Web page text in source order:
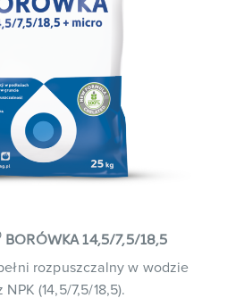
BORÓWKA 14,5/7,5/18,5
rozpuszczalny w wodzie
NPK (14,5/7,5/18,5).